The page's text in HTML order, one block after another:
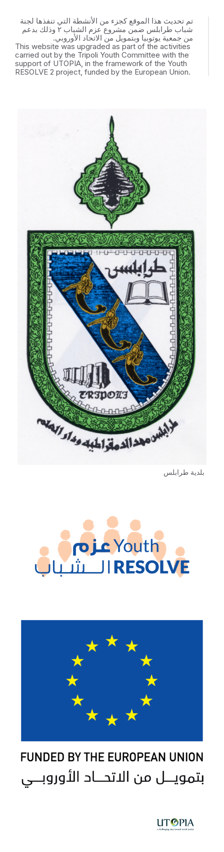
تم تحديث هذا الموقع كجزء من الأنشطة التي تنفذها لجنة
شباب طرابلس ضمن مشروع عزم الشباب ٢ وذلك بدعم
من جمعية يوتوبيا وبتمويل من الاتحاد الأوروبي.
This website was upgraded as part of the activities
carried out by the Tripoli Youth Committee with the
support of UTOPIA, in the framework of the Youth
RESOLVE 2 project, funded by the European Union.
بلدية طرابلس